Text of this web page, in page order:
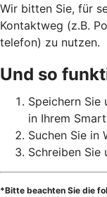
Wir bitten Sie, für
Kontaktweg (z.B.
telefon) zu nutzen.
Und so
Speichern Sie
in Ihrem
Suchen Sie in
Schreiben Sie
*Bitte beachten Sie die